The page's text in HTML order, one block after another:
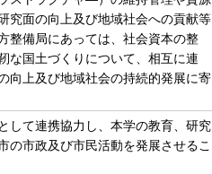
究面の向上及び地域社会への貢献等
整備局にあっては、社会資本の整
な国土づくりについて、相互に連
向上及び地域社会の持続的発展に寄
して連携協力し、本学の教育、研究
の市政及び市民活動を発展させるこ